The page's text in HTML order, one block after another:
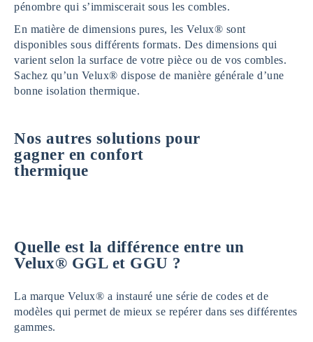
pénombre qui s’immiscerait sous les combles.
En matière de dimensions pures, les Velux® sont
disponibles sous différents formats. Des dimensions qui
varient selon la surface de votre pièce ou de vos combles.
Sachez qu’un Velux® dispose de manière générale d’une
bonne isolation thermique.
Nos autres solutions pour
gagner en confort
thermique
Quelle est la différence entre un
Velux® GGL et GGU ?
La marque Velux® a instauré une série de codes et de
modèles qui permet de mieux se repérer dans ses différentes
gammes.